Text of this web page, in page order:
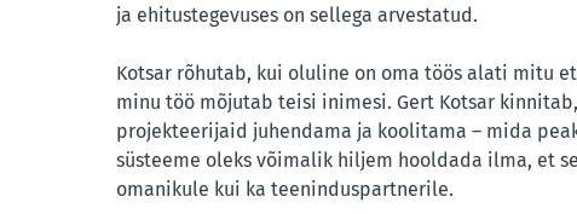
ja ehitustegevuses on sellega arvestatud.
Kotsar rõhutab, kui oluline on oma töös alati mitu
minu töö mõjutab teisi inimesi. Gert Kotsar
projekteerijaid juhendama ja koolitama – mida
süsteeme oleks võimalik hiljem hooldada ilma, et
omanikule kui ka teeninduspartnerile.